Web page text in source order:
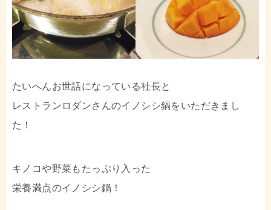
たいへんお世話になっている社長と
レストランロダンさんのイノシシ鍋をいただきまし
た！
キノコや野菜もたっぷり入った
栄養満点のイノシシ鍋！